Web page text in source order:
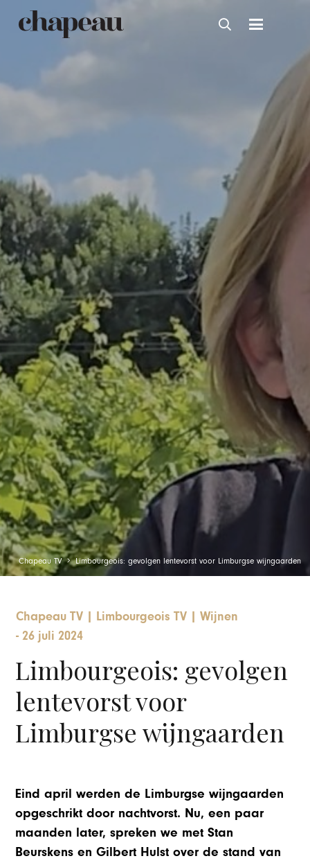
Chapeau TV Limbourgeois: gevolgen lentevorst voor Limburgse wijngaarden
Chapeau TV | Limbourgeois TV | Wijnen
-26 juli 2024
Limbourgeois: gevolgen
lentevorst voor
Limburgse wijngaarden
Eind april werden de Limburgse wijngaarden
opgeschrikt door nachtvorst. Nu, een paar
maanden later, spreken we met Stan
Beurskens en Gilbert Hulst over de stand van